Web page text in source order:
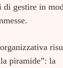
di gestire in
piramide”: la